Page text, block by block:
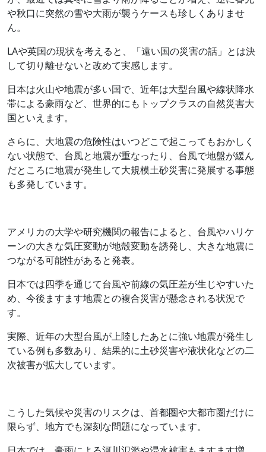
や秋口に突然の雪や大雨が襲うケースも珍しくありませ
ん。
LAや英国の現状を考えると、「遠い国の災害の話」とは決
して切り離せないと改めて実感します。
日本は火山や地震が多い国で、近年は大型台風や線状降水
帯による豪雨など、世界的にもトップクラスの自然災害大
国といえます。
さらに、大地震の危険性はいつどこで起こってもおかしく
ない状態で、台風と地震が重なったり、台風で地盤が緩ん
だところに地震が発生して大規模土砂災害に発展する事態
も多発しています。
アメリカの大学や研究機関の報告によると、台風やハリケ
ーンの大きな気圧変動が地殻変動を誘発し、大きな地震に
つながる可能性があると発表。
日本では四季を通じて台風や前線の気圧差が生じやすいた
め、今後ますます地震との複合災害が懸念される状況で
す。
実際、近年の大型台風が上陸したあとに強い地震が発生し
ている例も多数あり、結果的に土砂災害や液状化などの二
次被害が拡大しています。
こうした気候や災害のリスクは、首都圏や大都市圏だけに
限らず、地方でも深刻な問題になっています。